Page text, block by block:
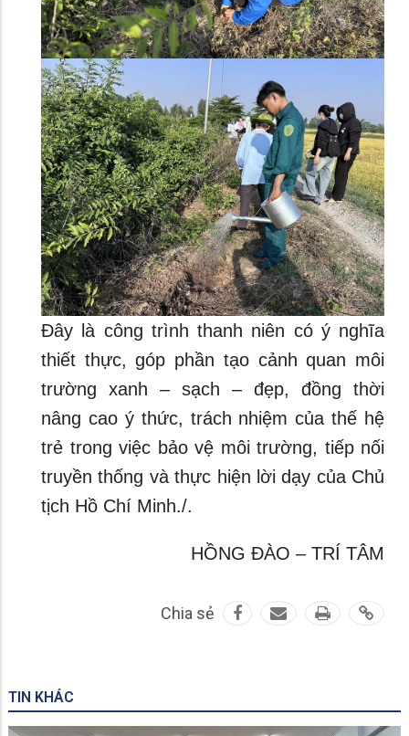
Đây là công trình thanh niên có ý nghĩa
thiết thực, góp phần tạo cảnh quan môi
trường xanh – sạch – đẹp, đồng thời
nâng cao ý thức, trách nhiệm của thế hệ
trẻ trong việc bảo vệ môi trường, tiếp nối
truyền thống và thực hiện lời dạy của Chủ
tịch Hồ Chí Minh./.
HỒNG ĐÀO – TRÍ TÂM
Chia sẻ
TIN KHÁC